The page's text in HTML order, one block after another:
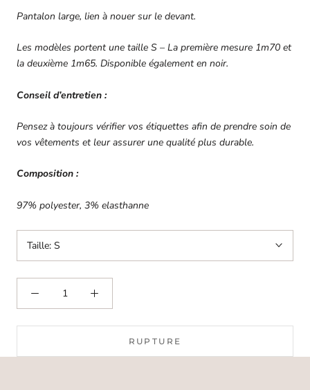
Pantalon large, lien à nouer sur le devant.
Les modèles portent une taille S – La première mesure 1m70 et
la deuxième 1m65. Disponible également en noir.
Conseil d’entretien :
Pensez à toujours vérifier vos étiquettes afin de prendre soin de
vos vêtements et leur assurer une qualité plus durable.
Composition :
97% polyester, 3% elasthanne
Taille: S
RUPTURE